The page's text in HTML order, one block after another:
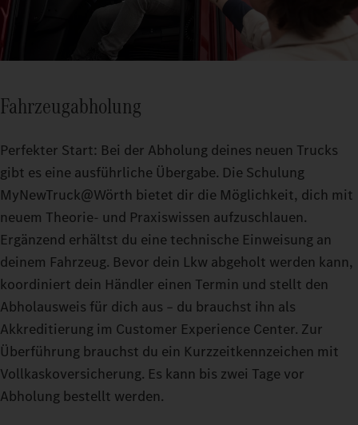
Fahrzeugabholung
Perfekter Start: Bei der Abholung deines neuen Trucks
gibt es eine ausführliche Übergabe. Die Schulung
MyNewTruck@Wörth bietet dir die Möglichkeit, dich mit
neuem Theorie- und Praxiswissen aufzuschlauen.
Ergänzend erhältst du eine technische Einweisung an
deinem Fahrzeug. Bevor dein Lkw abgeholt werden kann,
koordiniert dein Händler einen Termin und stellt den
Abholausweis für dich aus – du brauchst ihn als
Akkreditierung im Customer Experience Center. Zur
Überführung brauchst du ein Kurzzeitkennzeichen mit
Vollkaskoversicherung. Es kann bis zwei Tage vor
Abholung bestellt werden.